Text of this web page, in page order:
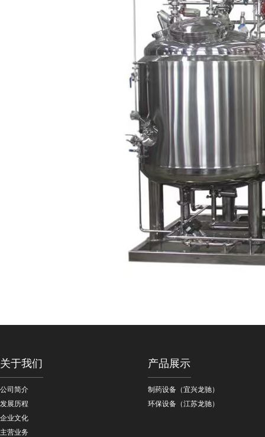
关于我们
公司简介
发展历程
企业文化
主营业务
产品展示
制药设备（宜兴龙驰）
环保设备（江苏龙驰）